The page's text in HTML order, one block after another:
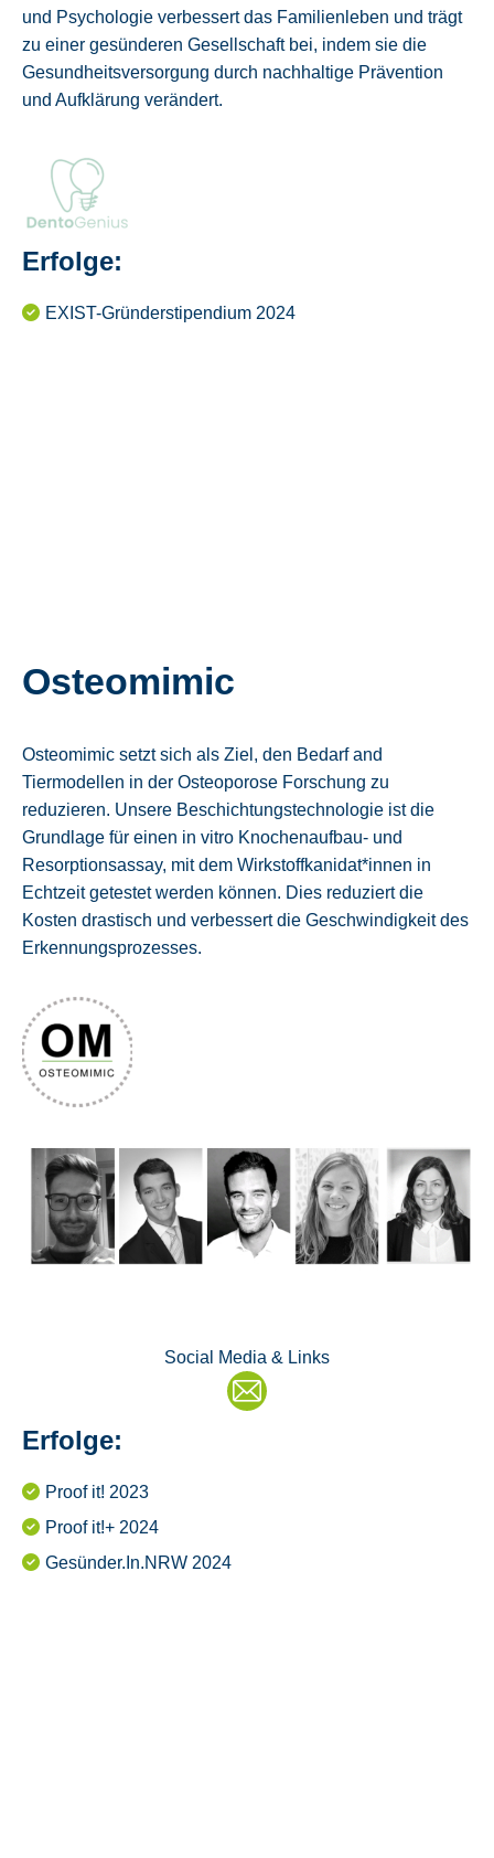
und Psychologie verbessert das Familienleben und trägt
zu einer gesünderen Gesellschaft bei, indem sie die
Gesundheitsversorgung durch nachhaltige Prävention
und Aufklärung verändert.
Erfolge:
EXIST-Gründerstipendium 2024
Osteomimic
Osteomimic setzt sich als Ziel, den Bedarf and
Tiermodellen in der Osteoporose Forschung zu
reduzieren. Unsere Beschichtungstechnologie ist die
Grundlage für einen in vitro Knochenaufbau- und
Resorptionsassay, mit dem Wirkstoffkanidat*innen in
Echtzeit getestet werden können. Dies reduziert die
Kosten drastisch und verbessert die Geschwindigkeit des
Erkennungsprozesses.
Social Media & Links
E-
Erfolge:
Proof it! 2023
Proof it!+ 2024
Gesünder.In.NRW 2024